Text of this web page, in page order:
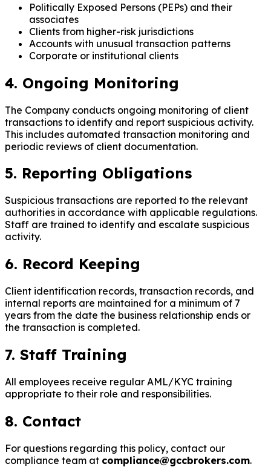
Politically Exposed Persons (PEPs) and their
associates
Clients from higher-risk jurisdictions
Accounts with unusual transaction patterns
Corporate or institutional clients
4. Ongoing Monitoring
The Company conducts ongoing monitoring of client
transactions to identify and report suspicious activity.
This includes automated transaction monitoring and
periodic reviews of client documentation.
5. Reporting Obligations
Suspicious transactions are reported to the relevant
authorities in accordance with applicable regulations.
Staff are trained to identify and escalate suspicious
activity.
6. Record Keeping
Client identification records, transaction records, and
internal reports are maintained for a minimum of 7
years from the date the business relationship ends or
the transaction is completed.
7. Staff Training
All employees receive regular AML/KYC training
appropriate to their role and responsibilities.
8. Contact
For questions regarding this policy, contact our
compliance team at compliance@gccbrokers.com.